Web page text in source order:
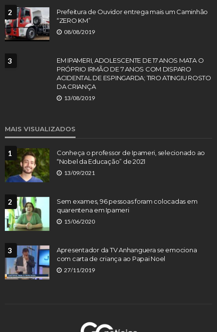
2
Prefeitura de Ouvidor entrega mais um Caminhão
“ZERO KM”
08/08/2019
3
EM IPAMERI, ADOLESCENTE DE 17 ANOS MATA O
PRÓPRIO IRMÃO DE 7 ANOS COM DISPARO
ACIDENTAL DE ESPINGARDA; TIRO ATINGIU ROSTO
DA CRIANÇA
13/08/2019
MAIS VISUALIZADOS
1
Conheça o professor de Ipameri, selecionado ao
“Nobel da Educação” de 2021
13/09/2021
2
Sem exames, 96 pessoas foram colocadas em
quarentena em Ipameri
15/06/2020
3
Apresentador da TV Anhanguera se emociona
com carta de criança ao Papai Noel
27/11/2019